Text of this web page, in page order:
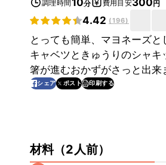
調理時間 分 費用目安 円
4.42 (196)
とっても簡単、マヨネーズと
キャベツときゅうりのシャキ
箸が進むおかずがさっと出来
シェア ポスト 印刷する
材料（2人前）